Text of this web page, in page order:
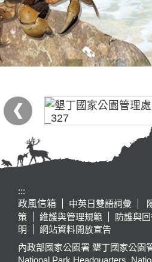
:::
政風信箱
中英日雙語詞彙
策
維護與管理規範 防護與
明
網站資料開放宣告
內政部國家公園署 墾丁國家公園
National Park Headquarters,